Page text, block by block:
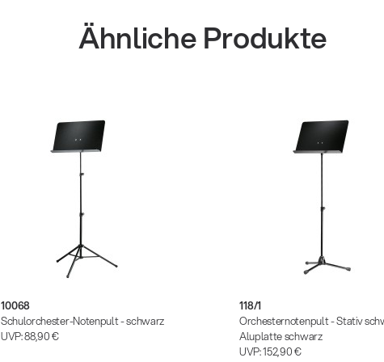
Ähnliche Produkte
10068
Schulorchester-Notenpult - schwarz
UVP:88,90 €
118/1
Orchesternotenpult - Stativ
Aluplatte schwarz
UVP:152,90 €